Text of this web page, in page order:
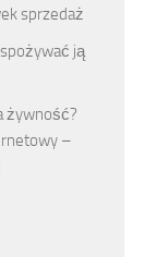
sprzedaż
ją
żywność?
–